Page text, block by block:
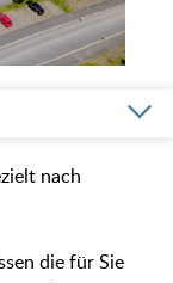
nach
die für Sie